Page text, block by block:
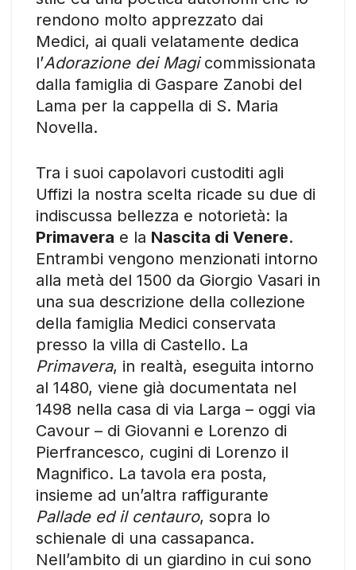
rendono molto apprezzato dai
Medici, ai quali velatamente dedica
l’Adorazione dei Magi commissionata
dalla famiglia di Gaspare Zanobi del
Lama per la cappella di S. Maria
Novella.
Tra i suoi capolavori custoditi agli
Uffizi la nostra scelta ricade su due di
indiscussa bellezza e notorietà: la
Primavera e la Nascita di Venere.
Entrambi vengono menzionati intorno
alla metà del 1500 da Giorgio Vasari in
una sua descrizione della collezione
della famiglia Medici conservata
presso la villa di Castello. La
Primavera, in realtà, eseguita intorno
al 1480, viene già documentata nel
1498 nella casa di via Larga – oggi via
Cavour – di Giovanni e Lorenzo di
Pierfrancesco, cugini di Lorenzo il
Magnifico. La tavola era posta,
insieme ad un’altra raffigurante
Pallade ed il centauro, sopra lo
schienale di una cassapanca.
Nell’ambito di un giardino in cui sono